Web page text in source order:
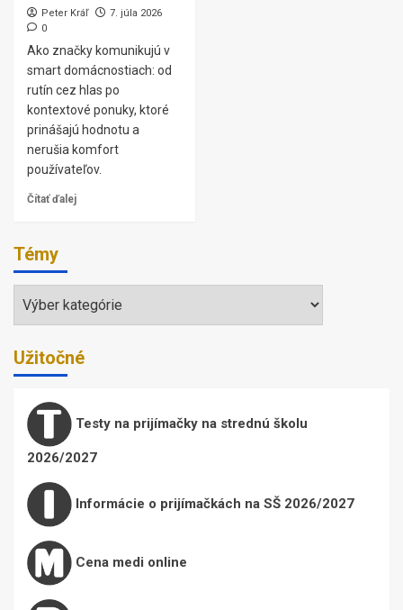
Peter Kráľ
7. júla 2026
0
Ako značky komunikujú v
smart domácnostiach: od
rutín cez hlas po
kontextové ponuky, ktoré
prinášajú hodnotu a
nerušia komfort
používateľov.
Čítať ďalej
Témy
Témy
Užitočné
Testy na prijímačky na strednú školu
2026/2027
Informácie o prijímačkách na SŠ 2026/2027
Cena medi online